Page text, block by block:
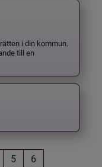
i din kommun.
till en
5
6